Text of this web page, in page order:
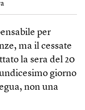
per
ma il cessate
la sera del 20
giorno
non una